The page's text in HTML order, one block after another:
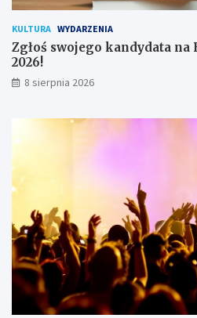
i
ó
w
KULTURA WYDARZENIA
Zgłoś swojego kandydata
2026!
8 sierpnia 2026